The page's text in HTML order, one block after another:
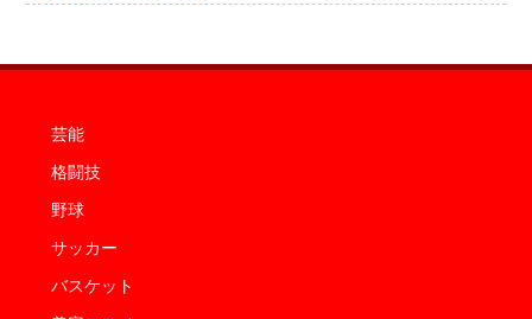
芸能
格闘技
野球
サッカー
バスケット